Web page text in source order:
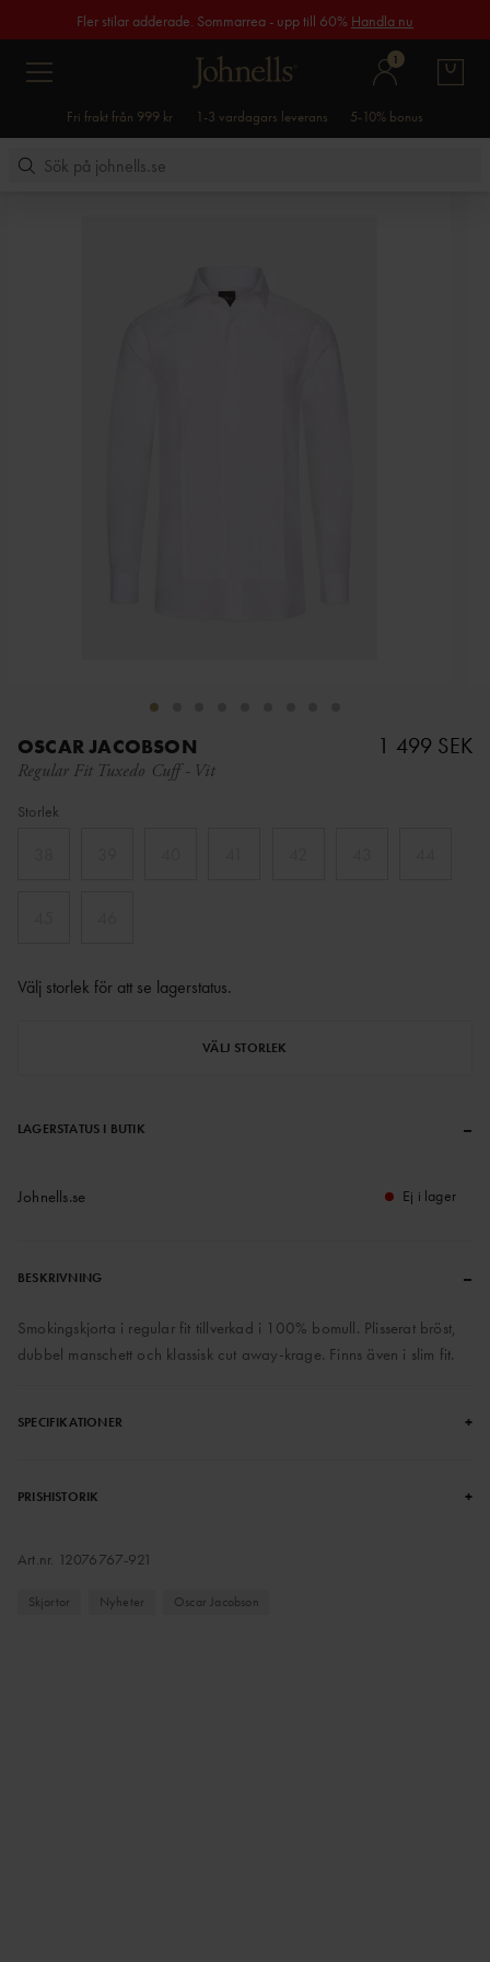
Fler stilar adderade. Sommarrea - upp till 60% Handla nu
1
Fri frakt från 999 kr 1-3 vardagars leverans 5-10% bonus
OSCAR JACOBSON
Regular Fit Tuxedo Cuff - Vit
1 499 SEK
Storlek
Välj storlek för att se lagerstatus.
VÄLJ STORLEK
LAGERSTATUS I BUTIK –
Johnells.se Ej i lager
BESKRIVNING –
Smokingskjorta i regular fit tillverkad i 100% bomull. Plisserat bröst,
dubbel manschett och klassisk cut away-krage. Finns även i slim fit.
SPECIFIKATIONER +
PRISHISTORIK +
Art.nr. 12076767-921
Skjortor Nyheter Oscar Jacobson